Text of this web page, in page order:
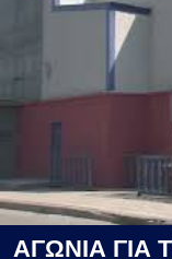
ΑΓΩΝΙΑ ΓΙΑ